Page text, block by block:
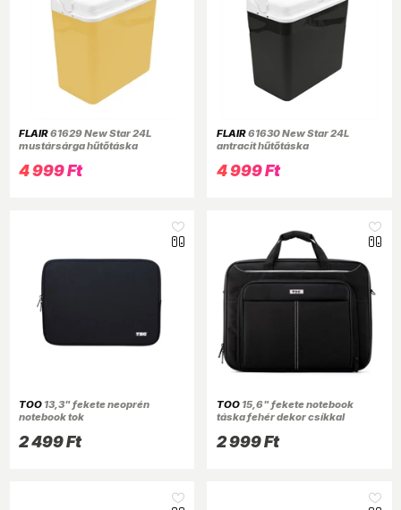
FLAIR61629 New Star 24L
mustársárga hűtőtáska
4 999 Ft
FLAIR61630 New Star 24L
antracit hűtőtáska
4 999 Ft
TOO 13,3" fekete neoprén
notebook tok
2 499 Ft
TOO15,6" fekete notebook
táska fehér dekor csíkkal
2 999 Ft